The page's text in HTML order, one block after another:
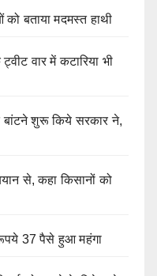
बताया मदमस्त हाथी
वार में कटारिया भी
शुरू किये सरकार ने,
से, कहा किसानों को
37 पैसे हुआ महंगा